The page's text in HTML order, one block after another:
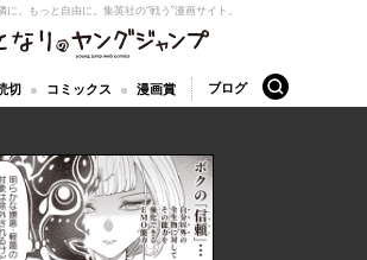
りのヤングジャンプ
に。もっと自由に。 集英社の“戦う”漫画サイト。
切 コミックス 漫画賞 ブログ 検索